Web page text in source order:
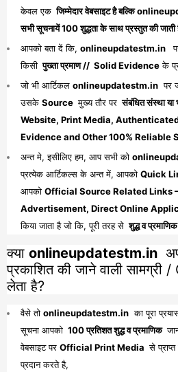
केवल एक जिम्मेदार वेबसाइट है बल्कि
सभी सूचनायें 100 शुद्धता के साथ प्रस्तुत की जाती
आपको बता दें कि, onlineupdatestm.in
किसी पुख्ता प्रमाण // Solid Evidenceके
जो भी आर्टिकल onlineupdatestm.in पर
उसके Source मुख्य तौर पर संबंधित संस्था या
Website, Print Media,
Evidence and Other 100% Reliable
अन्त मे, इसीलिए हम, आप सभी को
प्रत्येक आर्टिकल्स के अन्त में, आपको Quick
आपको Official Source Related Links
Advertisement, Direct Online
किया जाता है जो कि, पूरी तरह से शुद्ध व
क्या onlineupdatestm.in
प्रकाशित की जाने वाली सामग्री
लेता है?
वैसे तो onlineupdatestm.in का पूरा
सूचना आपको 100 प्रतिशत शुद्ध व प्रमाणिक
वेबसाइट पर Official Print Media से
प्रदान करते है,